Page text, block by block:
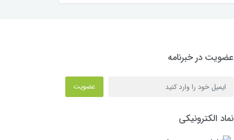
عضویت در خبرنامه
عضویت
نماد الکترونیکی